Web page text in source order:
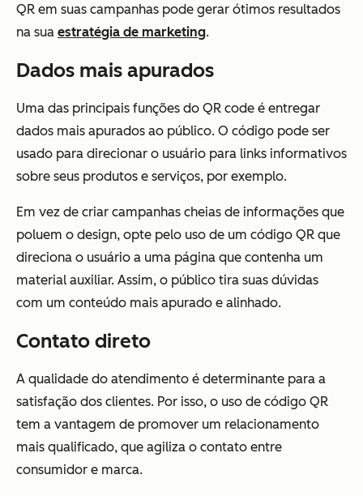
QR em suas campanhas pode gerar ótimos resultados
na sua estratégia de marketing.
Dados mais apurados
Uma das principais funções do QR code é entregar
dados mais apurados ao público. O código pode ser
usado para direcionar o usuário para links informativos
sobre seus produtos e serviços, por exemplo.
Em vez de criar campanhas cheias de informações que
poluem o design, opte pelo uso de um código QR que
direciona o usuário a uma página que contenha um
material auxiliar. Assim, o público tira suas dúvidas
com um conteúdo mais apurado e alinhado.
Contato direto
A qualidade do atendimento é determinante para a
satisfação dos clientes. Por isso, o uso de código QR
tem a vantagem de promover um relacionamento
mais qualificado, que agiliza o contato entre
consumidor e marca.